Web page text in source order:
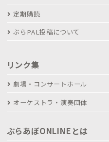
定期購読
ぶらPAL投稿について
リンク集
劇場・コンサートホール
オーケストラ・演奏団体
ぶらあぼONLINEとは